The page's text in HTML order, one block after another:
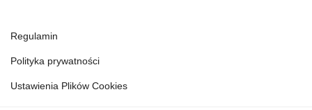
Regulamin
Polityka prywatności
Ustawienia Plików Cookies